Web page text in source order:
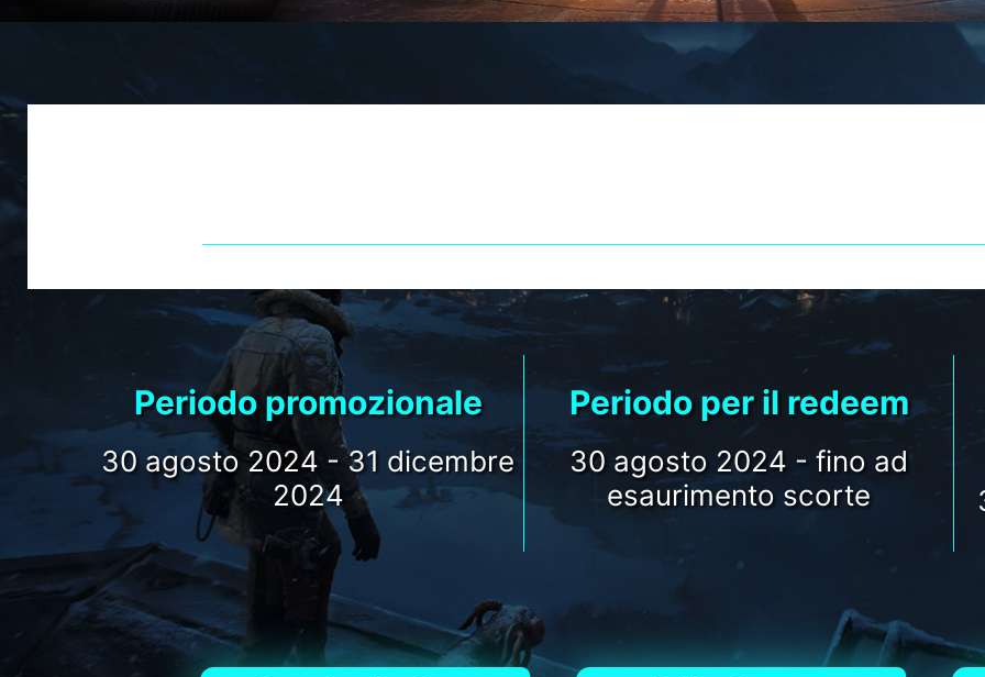
Periodo promozionale
30 agosto 2024 - 31 dicembre
2024
Periodo per il redeem
30 agosto 2024 - fino ad
esaurimento scorte